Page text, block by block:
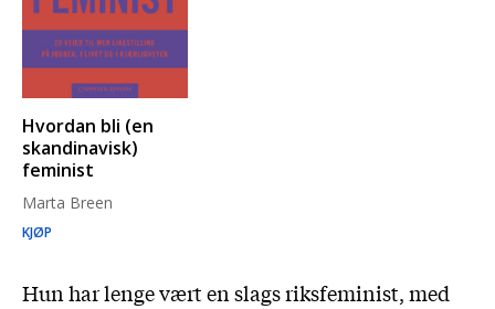
Hvordan bli (en
skandinavisk)
feminist
Marta Breen
KJØP
Hun har lenge vært en slags riksfeminist, med